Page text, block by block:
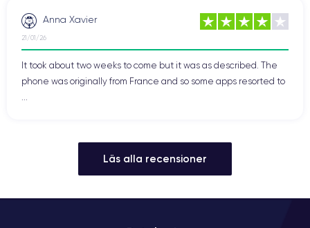
Anna Xavier
21/01/26
It took about two weeks to come but it was as described. The
phone was originally from France and so some apps resorted to
Läs alla recensioner